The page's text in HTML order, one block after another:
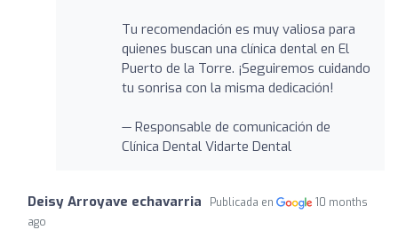
Tu recomendación es muy valiosa para
quienes buscan una clínica dental en El
Puerto de la Torre. ¡Seguiremos cuidando
tu sonrisa con la misma dedicación!
— Responsable de comunicación de
Clínica Dental Vidarte Dental
Deisy Arroyave echavarria Publicada en
10 months
ago